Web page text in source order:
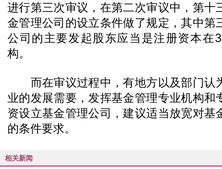
进行第三次审议，在第二次审议中，第十
金管理公司的设立条件做了规定，其中第
公司的主要发起股东应当是注册资本在
构。
而在审议过程中，有地方以及部门认
业的发展需要，发挥基金管理专业机构和
资设立基金管理公司，建议适当放宽对基
的条件要求。
相关新闻